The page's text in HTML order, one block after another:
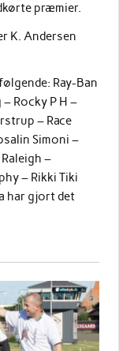
præmier.
K. Andersen
Ray-Ban
Rocky P H –
– Race
Simoni –
–
– Rikki Tiki
har gjort det